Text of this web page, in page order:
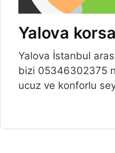
Yalova
Yalova İstanbul
bizi 05346302375
ucuz ve konforlu